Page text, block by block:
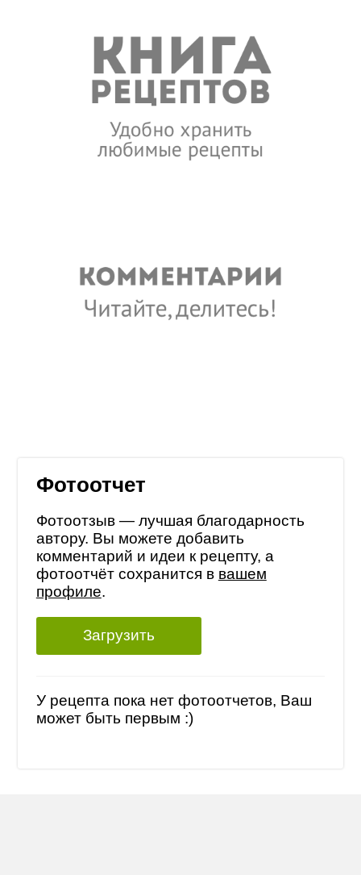
Фотоотчет
Фотоотзыв — лучшая благодарность
автору. Вы можете добавить
комментарий и идеи к рецепту, а
фотоотчёт сохранится в вашем
профиле.
Загрузить
У рецепта пока нет фотоотчетов, Ваш
может быть первым :)